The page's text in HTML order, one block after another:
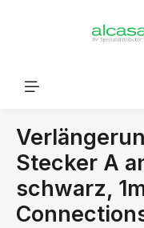
Stecker A
schwarz,